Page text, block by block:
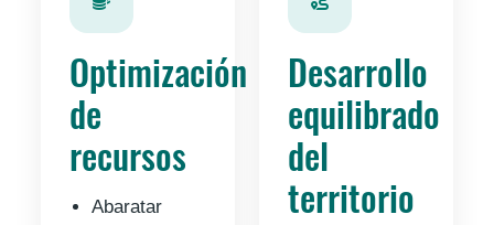
Optimización
de
recursos
Abaratar
Desarrollo
equilibrado
del
territorio